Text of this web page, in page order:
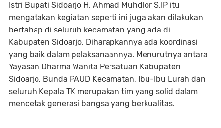
Istri Bupati Sidoarjo H. Ahmad Muhdlor S.IP itu
mengatakan kegiatan seperti ini juga akan dilakukan
bertahap di seluruh kecamatan yang ada di
Kabupaten Sidoarjo. Diharapkannya ada koordinasi
yang baik dalam pelaksanaannya. Menurutnya antara
Yayasan Dharma Wanita Persatuan Kabupaten
Sidoarjo, Bunda PAUD Kecamatan, Ibu-Ibu Lurah dan
seluruh Kepala TK merupakan tim yang solid dalam
mencetak generasi bangsa yang berkualitas.